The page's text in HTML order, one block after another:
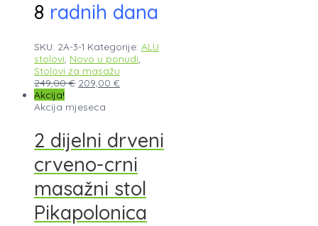
8 radnih dana
SKU: 2A-3-1 Kategorije: ALU
stolovi Novo u ponudi
Stolovi za masažu
249,00€ 209,00 €
Akcija!
Akcija mjeseca
2 dijelni drveni
crveno-crni
masažni stol
Pikapolonica